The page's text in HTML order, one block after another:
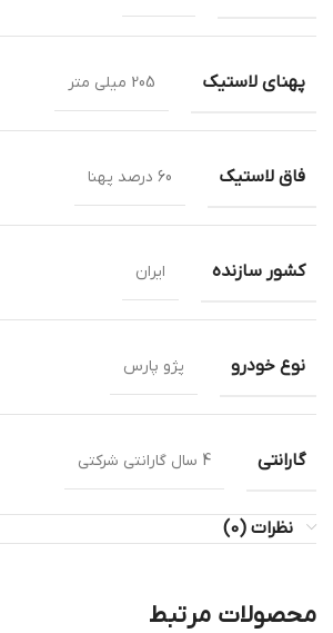
پهنای لاستیک 205 میلی متر
فاق لاستیک 60 درصد پهنا
کشور سازنده ایران
نوع خودرو پژو پارس
گارانتی 4 سال گارانتی شرکتی
نظرات (0)
محصولات مرتبط